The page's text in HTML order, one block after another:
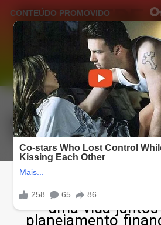
ENCONTRE
PERFEITO
DE
Relacionamentos
Como Amor e
Aumentam Seu
No cenário atual,
relacionamentos vai
compatibilidade
modernos
uma vida juntos
planejamento